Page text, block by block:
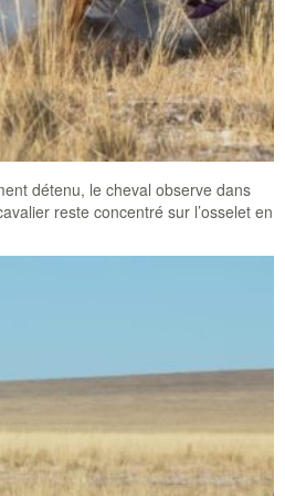
détenu, le cheval observe dans
reste concentré sur l’osselet en